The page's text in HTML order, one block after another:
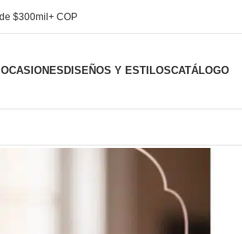
$300mil+ COP
OCASIONESDISEÑOS Y ESTILOSCATÁLOGO